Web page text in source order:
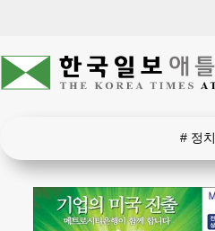
# 정치